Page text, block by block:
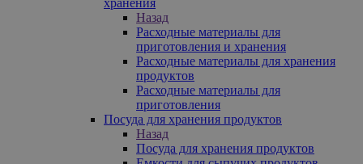
Назад
Расходные материалы для
приготовления и хранения
Расходные материалы для хранения
продуктов
Расходные материалы для
приготовления
Посуда для хранения продуктов
Назад
Посуда для хранения продуктов